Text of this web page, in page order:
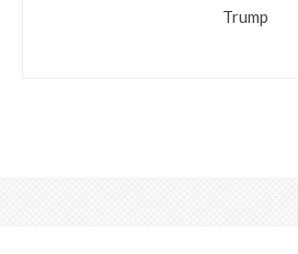
Trump